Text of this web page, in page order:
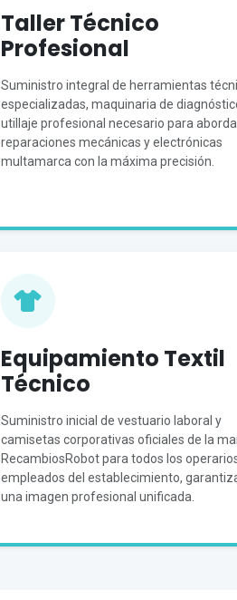
Taller Técnico
Profesional
Suministro integral de herramientas
especializadas, maquinaria de
utillaje profesional necesario para
reparaciones mecánicas y electrónicas
multamarca con la máxima precisión.
Equipamiento Textil
Técnico
Suministro inicial de vestuario laboral y
camisetas corporativas oficiales de la
RecambiosRobot para todos los
empleados del establecimiento,
una imagen profesional unificada.